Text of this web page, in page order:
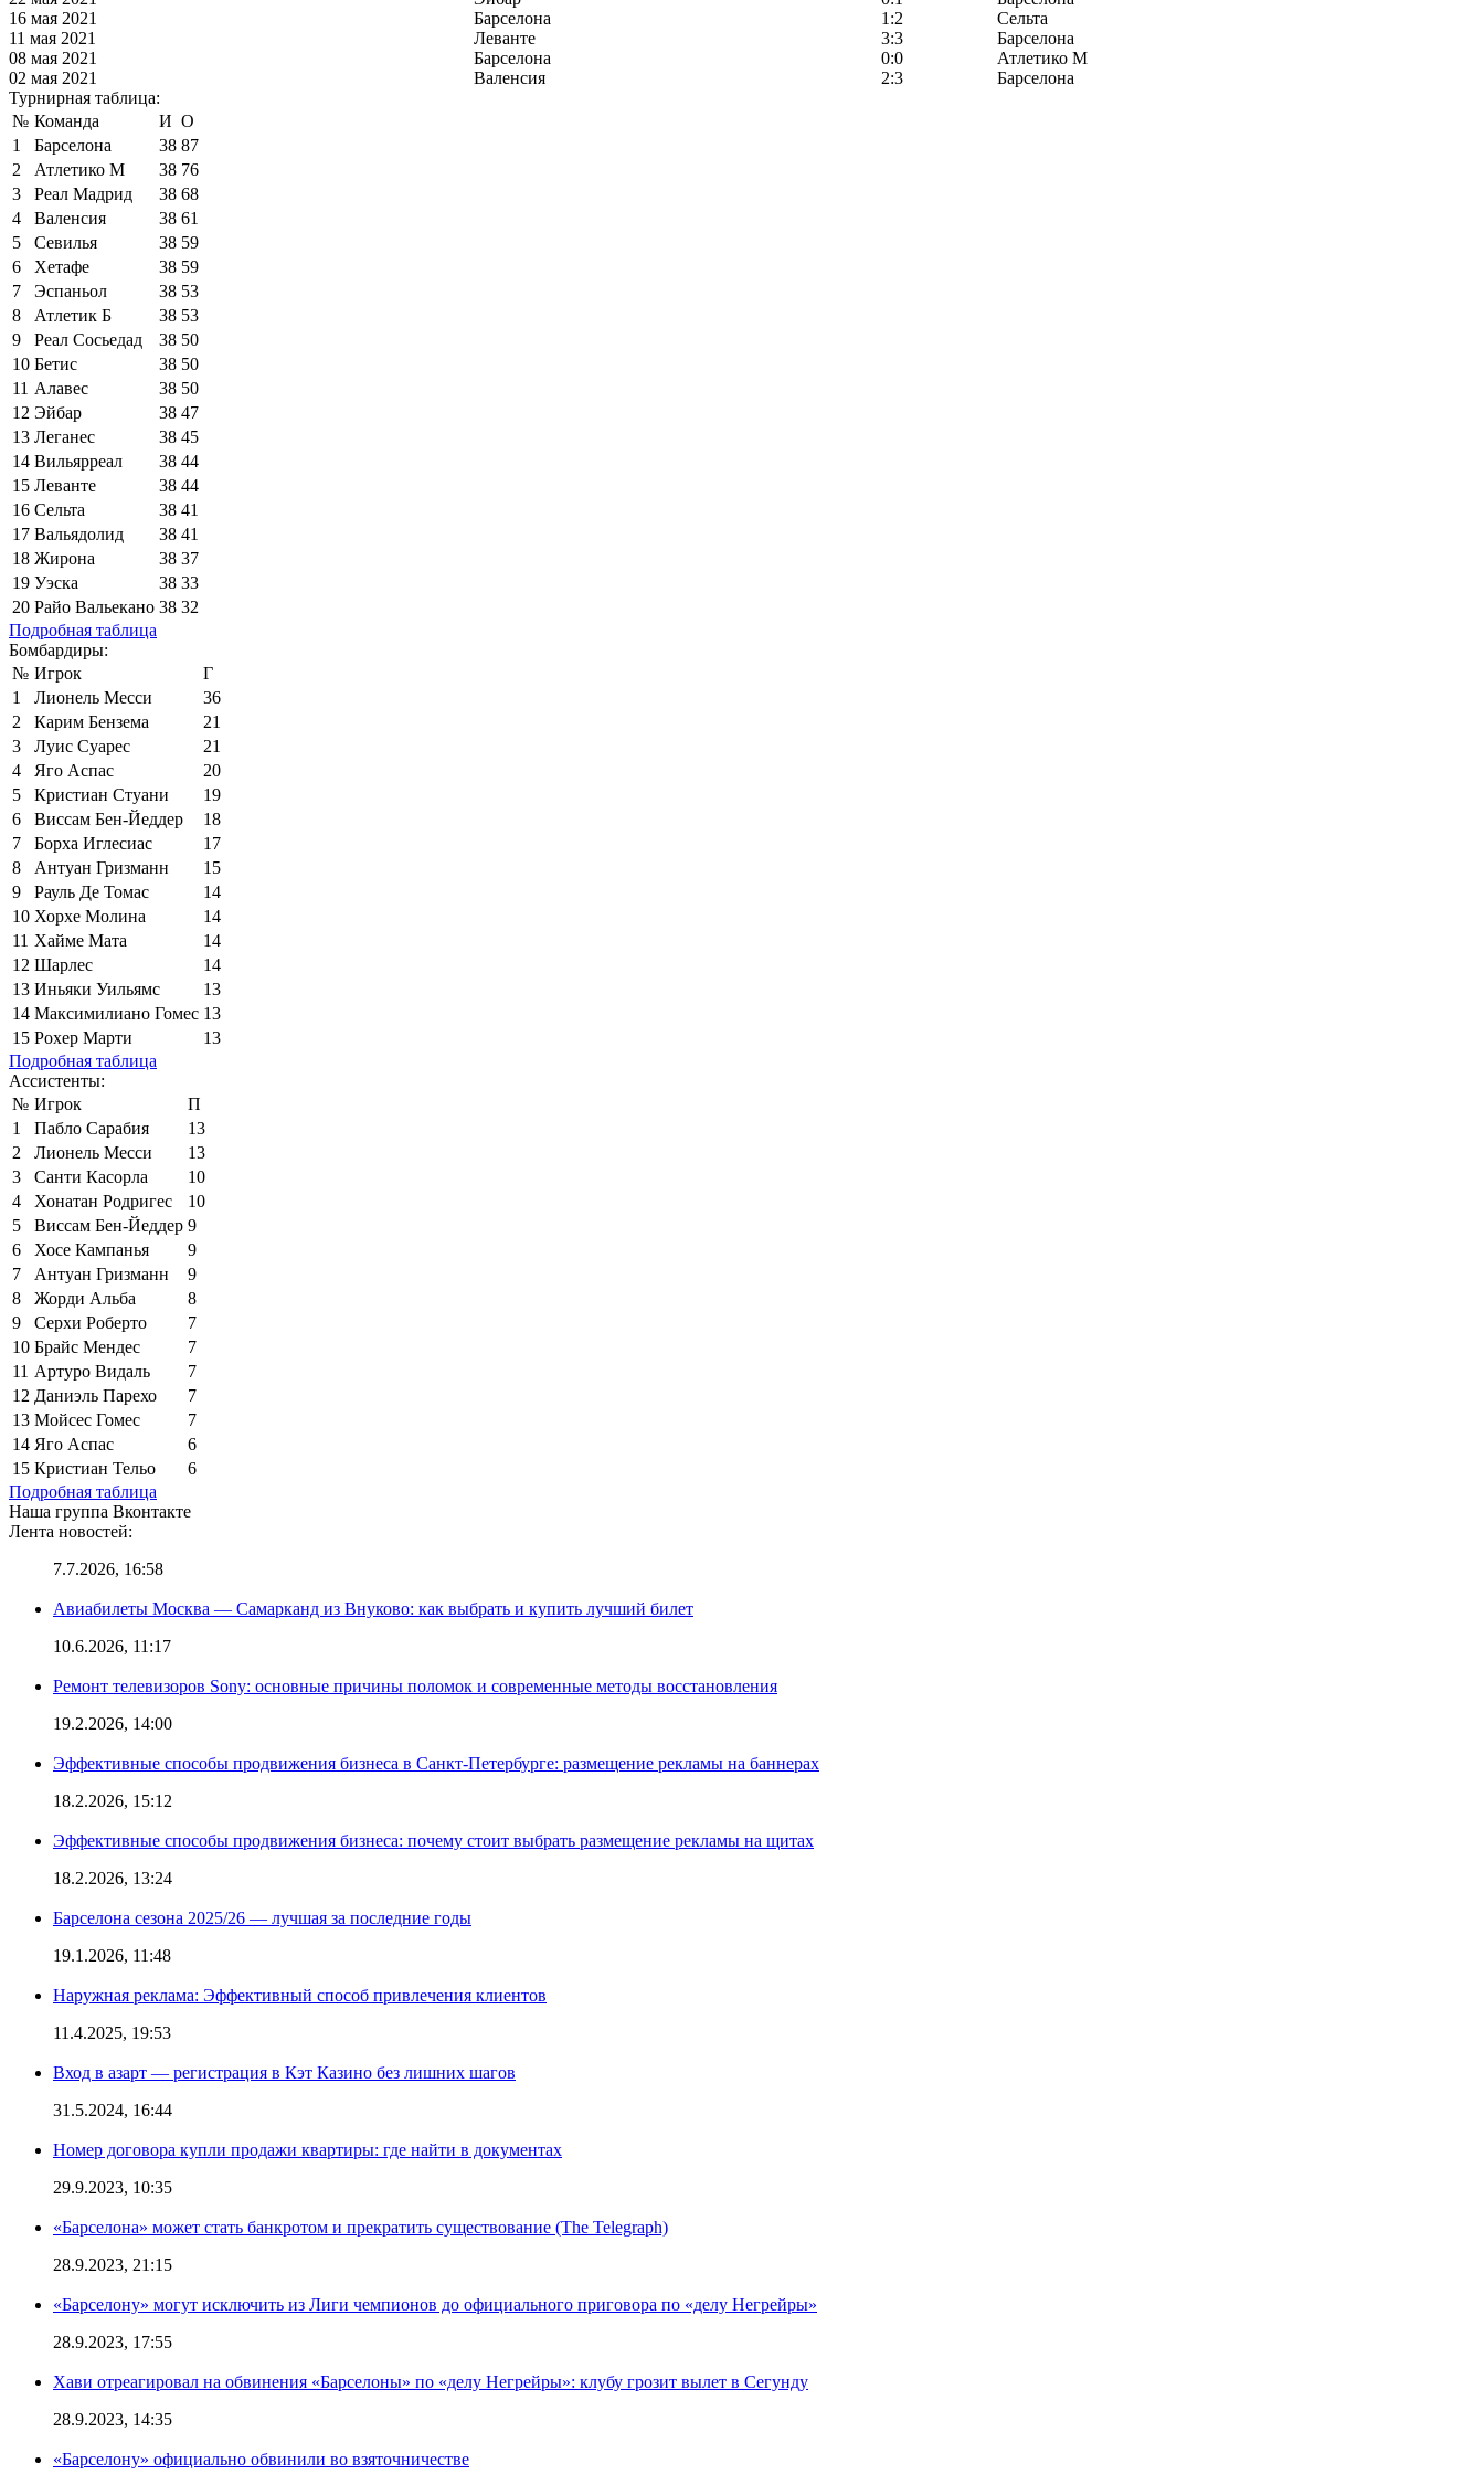
16 мая 2021
Барселона 1:2
Сельта
11 мая 2021
Леванте 3:3
Барселона
08 мая 2021
Барселона 0:0
Атлетико М
02 мая 2021
Валенсия 2:3
Барселона
Турнирная таблица:
№ Команда И О
1
Барселона 38 87
2
Атлетико М 38 76
3
Реал Мадрид 38 68
4
Валенсия 38 61
5
Севилья 38 59
6
Хетафе 38 59
7
Эспаньол 38 53
8
Атлетик Б 38 53
9
Реал Сосьедад 38 50
10 Бетис 38 50
11 Алавес 38 50
12 Эйбар 38 47
13 Леганес 38 45
14 Вильярреал 38 44
15 Леванте 38 44
16 Сельта 38 41
17 Вальядолид 38 41
18 Жирона 38 37
19 Уэска 38 33
20 Райо Вальекано 38 32
Подробная таблица
Бомбардиры:
№ Игрок
Г
1
Лионель Месси
36
2
Карим Бензема
21
3
Луис Суарес
21
4
Яго Аспас
20
5
Кристиан Стуани
19
6
Виссам Бен-Йеддер
18
7
Борха Иглесиас
17
8
Антуан Гризманн
15
9
Рауль Де Томас
14
10 Хорхе Молина
14
11 Хайме Мата
14
12 Шарлес
14
13 Иньяки Уильямс
13
14 Максимилиано Гомес 13
15 Рохер Марти
13
Подробная таблица
Ассистенты:
№ Игрок
П
1
Пабло Сарабия
13
2
Лионель Месси
13
3
Санти Касорла
10
4
Хонатан Родригес
10
5
Виссам Бен-Йеддер 9
6
Хосе Кампанья
9
7
Антуан Гризманн
9
8
Жорди Альба
8
9
Серхи Роберто
7
10 Брайс Мендес
7
11 Артуро Видаль
7
12 Даниэль Парехо
7
13 Мойсес Гомес
7
14 Яго Аспас
6
15 Кристиан Тельо
6
Подробная таблица
Наша группа Вконтакте
Лента новостей:
7.7.2026, 16:58
Авиабилеты Москва — Самарканд из Внуково: как выбрать и купить лучший билет
10.6.2026, 11:17
Ремонт телевизоров Sony: основные причины поломок и современные методы восстановления
19.2.2026, 14:00
Эффективные способы продвижения бизнеса в Санкт-Петербурге: размещение рекламы на баннерах
18.2.2026, 15:12
Эффективные способы продвижения бизнеса: почему стоит выбрать размещение рекламы на щитах
18.2.2026, 13:24
Барселона сезона 2025/26 — лучшая за последние годы
19.1.2026, 11:48
Наружная реклама: Эффективный способ привлечения клиентов
11.4.2025, 19:53
Вход в азарт — регистрация в Кэт Казино без лишних шагов
31.5.2024, 16:44
Номер договора купли продажи квартиры: где найти в документах
29.9.2023, 10:35
«Барселона» может стать банкротом и прекратить существование (The Telegraph)
28.9.2023, 21:15
«Барселону» могут исключить из Лиги чемпионов до официального приговора по «делу Негрейры»
28.9.2023, 17:55
Хави отреагировал на обвинения «Барселоны» по «делу Негрейры»: клубу грозит вылет в Сегунду
28.9.2023, 14:35
«Барселону» официально обвинили во взяточничестве